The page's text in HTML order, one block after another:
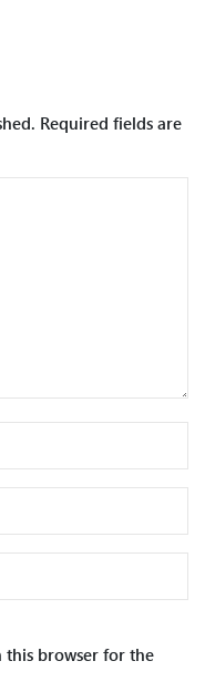
Required fields are
this browser for the